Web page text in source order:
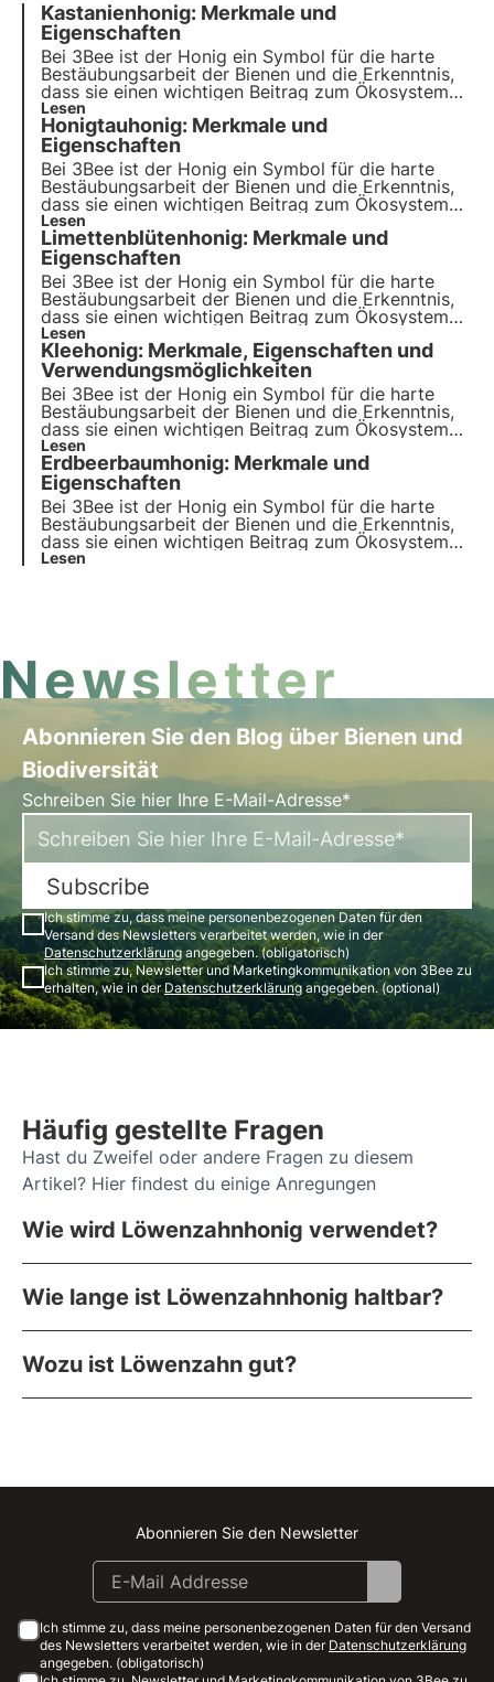
Kastanienhonig: Merkmale und
Eigenschaften
Bei 3Bee ist der Honig ein Symbol für die harte
Bestäubungsarbeit der Bienen und die Erkenntnis,
dass sie einen wichtigen Beitrag zum Ökosystem
leisten. Unsere Projekte unterstützen die
biologische Vielfalt und sorgen durch unsere
Züchter für eine gesunde Umwelt für Bestäuber.
Lesen
Honigtauhonig: Merkmale und
Eigenschaften
Bei 3Bee ist der Honig ein Symbol für die harte
Bestäubungsarbeit der Bienen und die Erkenntnis,
dass sie einen wichtigen Beitrag zum Ökosystem
leisten. Unsere Projekte unterstützen die
biologische Vielfalt und sorgen durch unsere
Züchter für eine gesunde Umwelt für Bestäuber.
Lesen
Limettenblütenhonig: Merkmale und
Eigenschaften
Bei 3Bee ist der Honig ein Symbol für die harte
Bestäubungsarbeit der Bienen und die Erkenntnis,
dass sie einen wichtigen Beitrag zum Ökosystem
leisten. Unsere Projekte unterstützen die
biologische Vielfalt und sorgen durch unsere
Züchter für eine gesunde Umwelt für Bestäuber.
Lesen
Kleehonig: Merkmale, Eigenschaften und
Verwendungsmöglichkeiten
Bei 3Bee ist der Honig ein Symbol für die harte
Bestäubungsarbeit der Bienen und die Erkenntnis,
dass sie einen wichtigen Beitrag zum Ökosystem
leisten. Unsere Projekte unterstützen die
biologische Vielfalt und sorgen durch unsere
Züchter für eine gesunde Umwelt für Bestäuber.
Lesen
Erdbeerbaumhonig: Merkmale und
Eigenschaften
Bei 3Bee ist der Honig ein Symbol für die harte
Bestäubungsarbeit der Bienen und die Erkenntnis,
dass sie einen wichtigen Beitrag zum Ökosystem
leisten. Unsere Projekte unterstützen die
Lesen
Newsletter
Abonnieren Sie den Blog über Bienen und
Biodiversität
Schreiben Sie hier Ihre E-Mail-Adresse*
Subscribe
Ich stimme zu, dass meine personenbezogenen Daten für den
Versand des Newsletters verarbeitet werden, wie in der
Datenschutzerklärungangegeben. (obligatorisch)
Ich stimme zu, Newsletter und Marketingkommunikation von 3Bee zu
erhalten, wie in derDatenschutzerklärungangegeben. (optional)
Häufig gestellte Fragen
Hast du Zweifel oder andere Fragen zu diesem
Artikel? Hier findest du einige Anregungen
Wie wird Löwenzahnhonig verwendet?
Wie lange ist Löwenzahnhonig haltbar?
Wozu ist Löwenzahn gut?
Instagram
Facebook
Linkedin
Youtube
Abonnieren Sie den Newsletter
Ich stimme zu, dass meine personenbezogenen Daten für den Versand
des Newsletters verarbeitet werden, wie in der Datenschutzerklärung
angegeben. (obligatorisch)